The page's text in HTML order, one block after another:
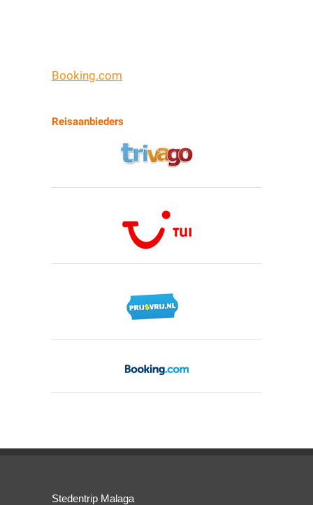
Booking.com
Reisaanbieders
Stedentrip Malaga